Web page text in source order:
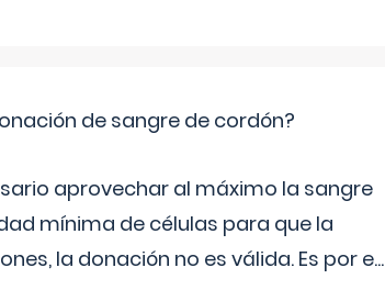
de sangre de cordón?
aprovechar al máximo la sangre
mínima de células para que la
la donación no es válida. Es por e...